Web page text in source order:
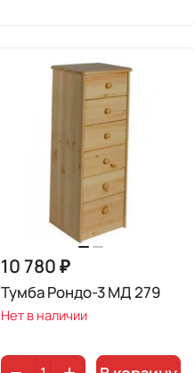
10 780 ₽
Тумба Рондо-3 МД 279
Нет в наличии